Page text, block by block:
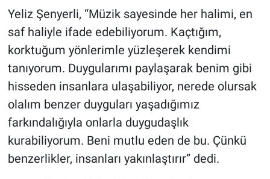
Yeliz Şenyerli, “Müzik sayesinde her halimi, en
saf haliyle ifade edebiliyorum. Kaçtığım,
korktuğum yönlerimle yüzleşerek kendimi
tanıyorum. Duygularımı paylaşarak benim gibi
hisseden insanlara ulaşabiliyor, nerede olursak
olalım benzer duyguları yaşadığımız
farkındalığıyla onlarla duygudaşlık
kurabiliyorum. Beni mutlu eden de bu. Çünkü
benzerlikler, insanları yakınlaştırır” dedi.
Ne demişti
Nedir
Programlar
Sağlık